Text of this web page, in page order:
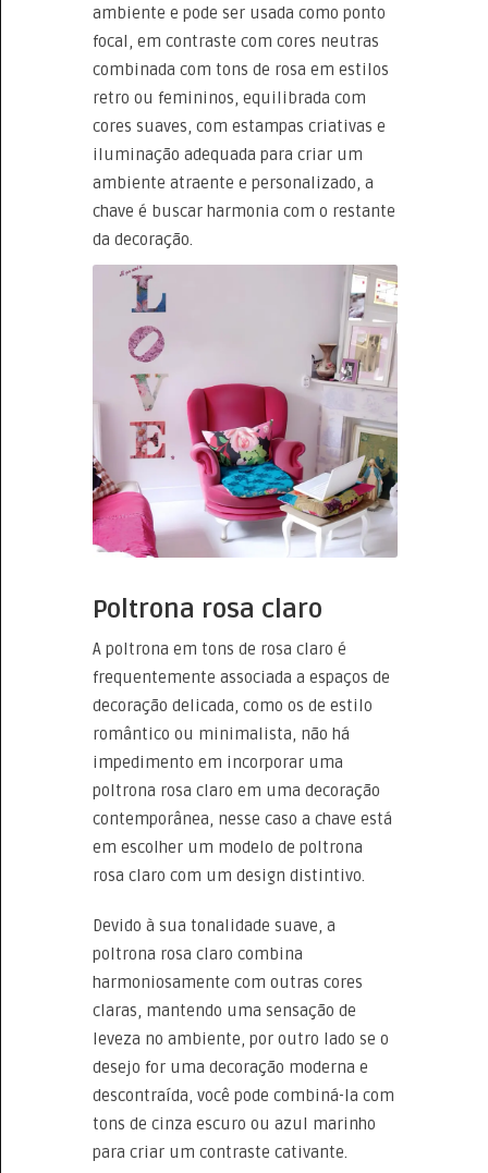
ambiente e pode ser usada como ponto
focal, em contraste com cores neutras
combinada com tons de rosa em estilos
retro ou femininos, equilibrada com
cores suaves, com estampas criativas e
iluminação adequada para criar um
ambiente atraente e personalizado, a
chave é buscar harmonia com o restante
da decoração.
Poltrona rosa claro
A poltrona em tons de rosa claro é
frequentemente associada a espaços de
decoração delicada, como os de estilo
romântico ou minimalista, não há
impedimento em incorporar uma
poltrona rosa claro em uma decoração
contemporânea, nesse caso a chave está
em escolher um modelo de poltrona
rosa claro com um design distintivo.
Devido à sua tonalidade suave, a
poltrona rosa claro combina
harmoniosamente com outras cores
claras, mantendo uma sensação de
leveza no ambiente, por outro lado se o
desejo for uma decoração moderna e
descontraída, você pode combiná-la com
tons de cinza escuro ou azul marinho
para criar um contraste cativante.